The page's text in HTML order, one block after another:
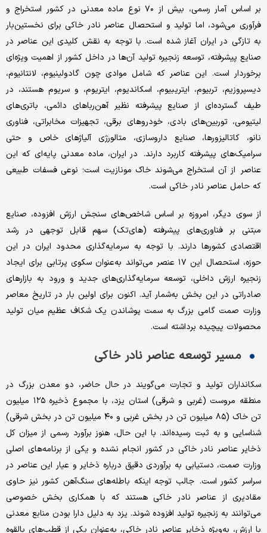
بر اساس آمار رسمی، بیش از ۷۰ نوع ماده معدنی در کشور استخراج و
فرآوری می‌شود، اما تولید و استحصال عناصر نادر خاکی برای نخستین‌بار
به تازگی در ایران آغاز شده است. با توجه به نقش کلیدی این عناصر در
صنایع پیشرفته، توسعه زنجیره تولید آن‌ها در داخل کشور از اهمیت ویژه‌ای
برخوردار است. این عناصر که شامل موادی چون گادولینیوم، لانتانیوم،
دیسپروزیم، تربیوم، ایتریبیوم، اسکاندیوم، ایتریوم، و سریوم هستند، در
طیف گسترده‌ای از صنایع پیشرفته نظیر آهن‌رباهای دائمی، باتری‌های
لیتیومی، ‌توربین‌های بادی، خودروهای برقی، تجهیزات مخابراتی، فناوری‌
نانو، کاتالیزورها، صنایع داروسازی، متالورژی آلیاژهای خاص و حتی
سرامیک‌های پیشرفته کاربرد دارند. در ایران، ماده معدنی پایه‌ای که این
عناصر از آن استخراج می‌شوند خاک مونازیت است؛ نوعی فسفات طبیعی
که حامل عناصر نادر خاکی است.
از سوی دیگر، امروزه بر اساس شاخص‌های سنجش ارزش افزوده، صنایع
مبتنی بر فناوری‌های پیشرفته (های‌تک) سهم قابل توجهی در رشد
اقتصادی کشورها دارند. با توجه به سرمایه‌گذاری محدود ایران در این
حوزه‌، استحصال این ۱۷ عنصر می‌تواند به‌عنوان سکوی پرتابی برای ایجاد
زنجیره ارزش داخلی، توسعه سرمایه‌گذاری‌های جدید و ورود به بازارهای
صادراتی در این بخش به‌شمار آید. اکنون برای اولین بار در تاریخ معاصر
وزارت صمت گامی بزرگ به سمت پوشاندن یک شکاف عظیم میان تولید
محصولات پیچیده برداشته است.
مسیر توسعه عناصر نادر خاکی
سکانداران تولید و تجارت می‌گویند در حال حاضر، دو معدن بزرگ در
منطقه مروست (غربی و شرقی) استان یزد، با مجموع ذخیره ۱۲۵ میلیون
تن خاک (۸۵ میلیون تن در بخش غربی و ۴۰ میلیون تن در بخش شرقی)
شناسایی و به ثبت رسیده‌اند. با این حال، هنوز برآورد رسمی از میزان کل
ذخایر عناصر نادر خاکی در کشور انجام نشده و یکی از برنامه‌های اصلی
وزارت صمت، دستیابی به بر‌آوردی دقیق درباره ذخایر و عیار این عناصر در
سراسر کشور است. جالب توجه اینکه باطله‌های سنگ‌آهن کشور نیز حاوی
مقادیری از عناصر نادر خاکی هستند که با همکاری بخش خصوصی
می‌توانند به زنجیره تولید افزوده شوند. یزد به دلیل دارا بودن منابع معدنی
با ارزش، به‌ویژه ذخایر عناصر نادر خاکی، به‌عنوان یکی از قطب‌های بالقوه